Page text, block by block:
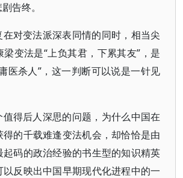
告终。
在对变法派深表同情的同时，相当尖
变法是“上负其君，下累其友”，是
医杀人”，这一判断可以说是一针见
得后人深思的问题，为什么中国在
的千载难逢变法机会，却恰恰是由
码的政治经验的书生型的知识精英
反映出中国早期现代化进程中的一